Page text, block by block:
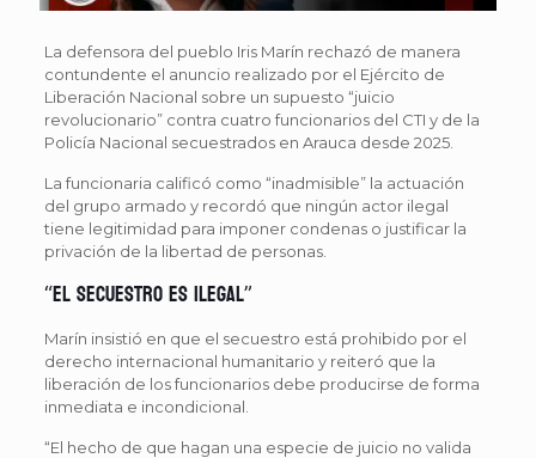
La defensora del pueblo Iris Marín rechazó de manera
contundente el anuncio realizado por el Ejército de
Liberación Nacional sobre un supuesto “juicio
revolucionario” contra cuatro funcionarios del CTI y de la
Policía Nacional secuestrados en Arauca desde 2025.
La funcionaria calificó como “inadmisible” la actuación
del grupo armado y recordó que ningún actor ilegal
tiene legitimidad para imponer condenas o justificar la
privación de la libertad de personas.
“El secuestro es ilegal”
Marín insistió en que el secuestro está prohibido por el
derecho internacional humanitario y reiteró que la
liberación de los funcionarios debe producirse de forma
inmediata e incondicional.
“El hecho de que hagan una especie de juicio no valida